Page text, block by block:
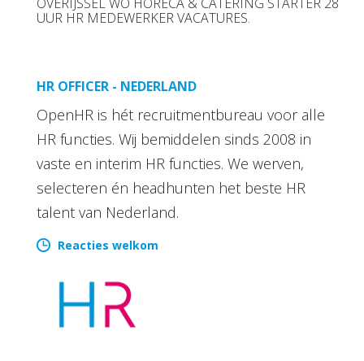
UUR HR MEDEWERKER VACATURES.
HR OFFICER - NEDERLAND
OpenHR is hét recruitmentbureau voor alle
HR functies. Wij bemiddelen sinds 2008 in
vaste en interim HR functies. We werven,
selecteren én headhunten het beste HR
talent van Nederland.
Reacties welkom